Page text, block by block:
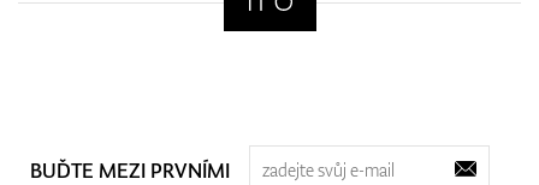
BUĎTE MEZI PRVNÍMI